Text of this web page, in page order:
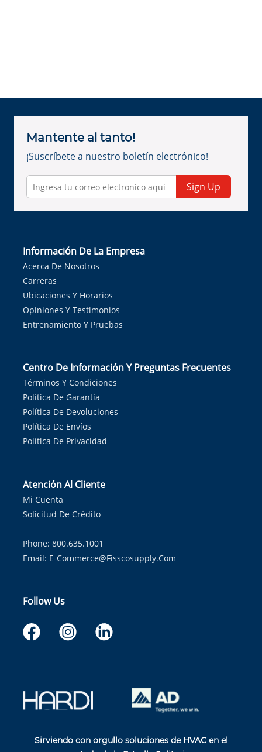
Mantente al tanto!
¡Suscríbete a nuestro boletín electrónico!
Sign Up
Información De La Empresa
Acerca De Nosotros
Carreras
Ubicaciones Y Horarios
Opiniones Y Testimonios
Entrenamiento Y Pruebas
Centro De Información Y Preguntas Frecuentes
Términos Y Condiciones
Política De Garantía
Política De Devoluciones
Política De Envíos
Política De Privacidad
Atención Al Cliente
Mi Cuenta
Solicitud De Crédito
Phone: 800.635.1001
Email: E-Commerce@fisscosupply.com
Follow Us
Sirviendo con orgullo soluciones de HVAC en el